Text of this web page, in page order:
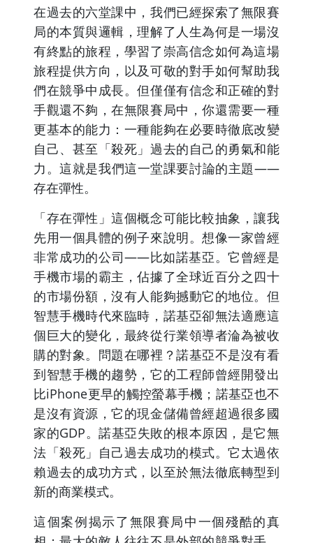
在過去的六堂課中，我們已經探索了無限賽
局的本質與邏輯，理解了人生為何是一場沒
有終點的旅程，學習了崇高信念如何為這場
旅程提供方向，以及可敬的對手如何幫助我
們在競爭中成長。但僅僅有信念和正確的對
手觀還不夠，在無限賽局中，你還需要一種
更基本的能力：一種能夠在必要時徹底改變
自己、甚至「殺死」過去的自己的勇氣和能
力。這就是我們這一堂課要討論的主題——
存在彈性。
「存在彈性」這個概念可能比較抽象，讓我
先用一個具體的例子來說明。想像一家曾經
非常成功的公司——比如諾基亞。它曾經是
手機市場的霸主，佔據了全球近百分之四十
的市場份額，沒有人能夠撼動它的地位。但
智慧手機時代來臨時，諾基亞卻無法適應這
個巨大的變化，最終從行業領導者淪為被收
購的對象。問題在哪裡？諾基亞不是沒有看
到智慧手機的趨勢，它的工程師曾經開發出
比iPhone更早的觸控螢幕手機；諾基亞也不
是沒有資源，它的現金儲備曾經超過很多國
家的GDP。諾基亞失敗的根本原因，是它無
法「殺死」自己過去成功的模式。它太過依
賴過去的成功方式，以至於無法徹底轉型到
新的商業模式。
這個案例揭示了無限賽局中一個殘酷的真